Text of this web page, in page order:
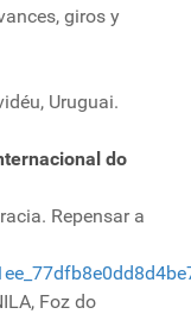
giros y
Uruguai.
do
Repensar a
Foz do